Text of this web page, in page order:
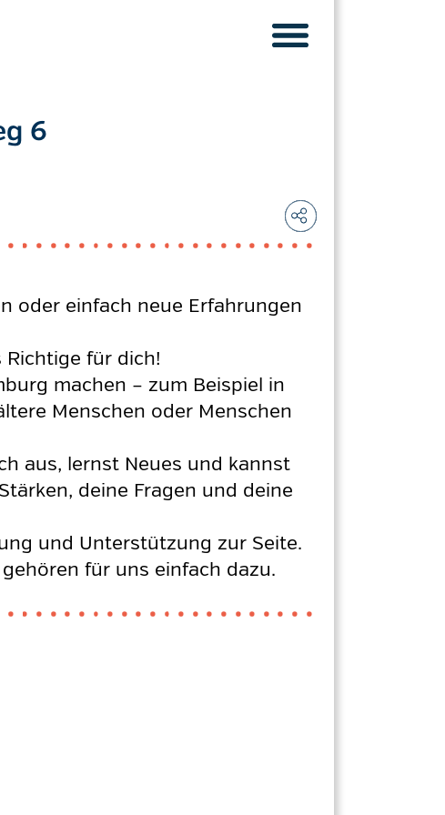
6
oder einfach neue Erfahrungen
Richtige für dich!
machen – zum Beispiel in
Menschen oder Menschen
aus, lernst Neues und kannst
deine Fragen und deine
und Unterstützung zur Seite.
für uns einfach dazu.